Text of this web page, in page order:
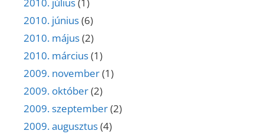
2010. július(1)
2010. június(6)
2010. május(2)
2010. március(1)
2009. november(1)
2009. október(2)
2009. szeptember(2)
2009. augusztus(4)